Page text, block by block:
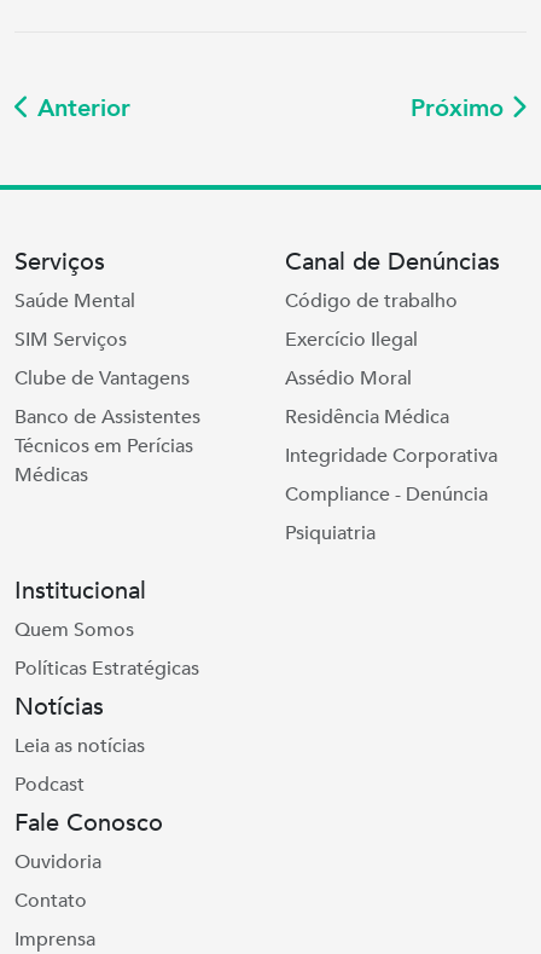
Anterior Próximo
Serviços
Saúde Mental
SIM Serviços
Clube de Vantagens
Banco de Assistentes
Técnicos em Perícias
Médicas
Canal de Denúncias
Código de trabalho
Exercício Ilegal
Assédio Moral
Residência Médica
Integridade Corporativa
Compliance - Denúncia
Psiquiatria
Institucional
Quem Somos
Políticas Estratégicas
Notícias
Leia as notícias
Podcast
Fale Conosco
Ouvidoria
Contato
Imprensa